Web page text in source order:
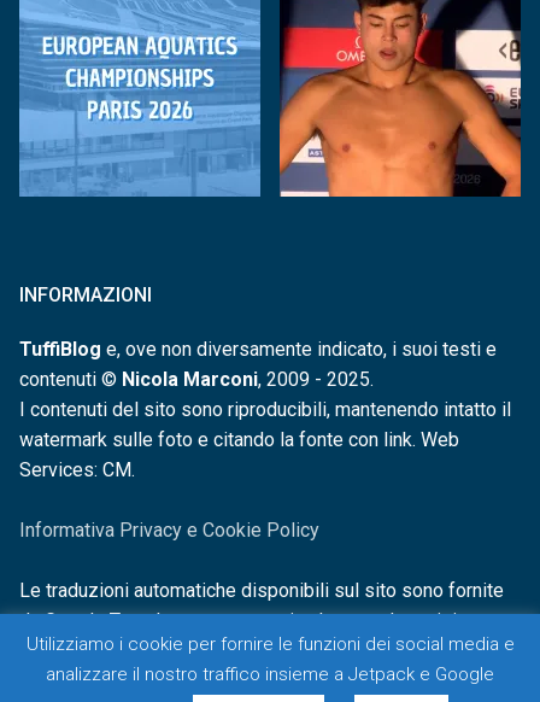
INFORMAZIONI
TuffiBlog e, ove non diversamente indicato, i suoi testi e
contenuti © Nicola Marconi, 2009 - 2025.
I contenuti del sito sono riproducibili, mantenendo intatto il
watermark sulle foto e citando la fonte con link. Web
Services: CM.
Informativa Privacy e Cookie Policy
Le traduzioni automatiche disponibili sul sito sono fornite
da Google Translate e non sono in alcun modo revisionate o
controllate.
Utilizziamo i cookie per fornire le funzioni dei social media e
analizzare il nostro traffico insieme a Jetpack e Google